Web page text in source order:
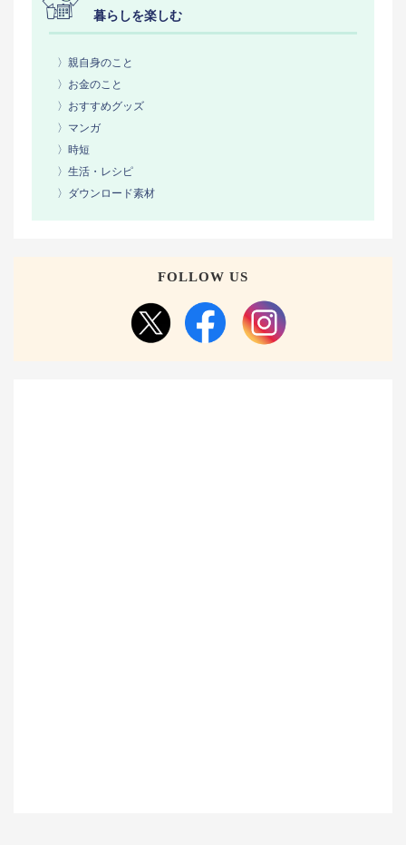
暮らしを楽しむ
〉親自身のこと
〉お金のこと
〉おすすめグッズ
〉マンガ
〉時短
〉生活・レシピ
〉ダウンロード素材
FOLLOW US